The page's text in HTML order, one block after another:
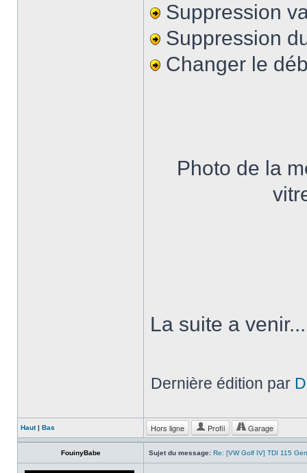
Suppression
Suppression
Changer le
Photo de la
La suite a venir...
Dernière édition par
Haut| Bas Hors ligne Profil Garage
FouinyBabe Sujet du message: Re: [VW Golf IV] TDI 115